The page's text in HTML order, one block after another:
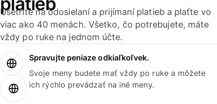
Ušetrite na odosielaní a prijímaní platieb a plaťte vo
viac ako 40 menách. Všetko, čo potrebujete, máte
vždy po ruke na jednom účte.
Spravujte peniaze odkiaľkoľvek.
Svoje meny budete mať vždy po ruke a môžete
ich rýchlo prevádzať na iné meny.